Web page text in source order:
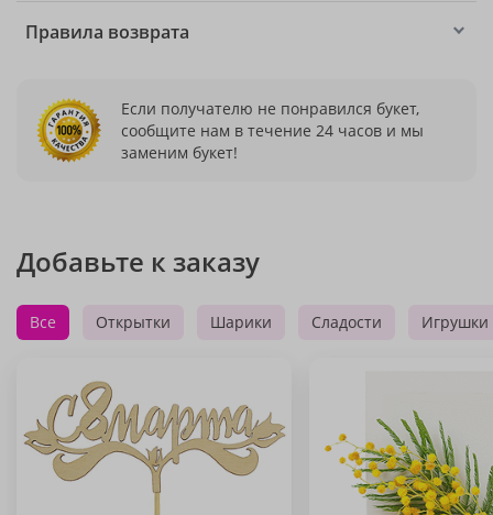
Правила возврата
Если получателю не понравился букет,
сообщите нам в течение 24 часов и мы
заменим букет!
Добавьте к заказу
Все Открытки Шарики Сладости Игрушки